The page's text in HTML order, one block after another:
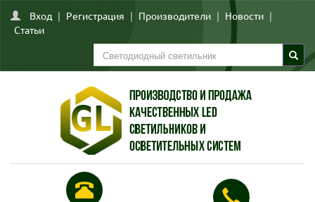
Вход | Регистрация | Производители | Новости |
Статьи